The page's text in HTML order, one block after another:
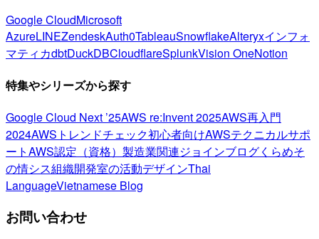
Google CloudMicrosoft
AzureLINEZendeskAuth0TableauSnowflakeAlteryxインフォ
マティカdbtDuckDBCloudflareSplunkVision OneNotion
特集やシリーズから探す
Google Cloud Next ’25AWS re:Invent 2025AWS再入門
2024AWSトレンドチェック初心者向けAWSテクニカルサポ
ートAWS認定（資格） 製造業関連ジョインブログくらめそ
の情シス組織開発室の活動デザインThai
LanguageVietnamese Blog
お問い合わせ